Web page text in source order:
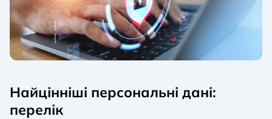
Найцінніші персональні дані:
перелік